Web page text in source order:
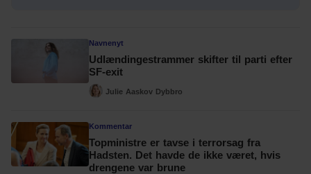
Navnenyt
Udlændingestrammer skifter til parti efter
SF-exit
Julie Aaskov Dybbro
Kommentar
Topministre er tavse i terrorsag fra
Hadsten. Det havde de ikke været, hvis
drengene var brune